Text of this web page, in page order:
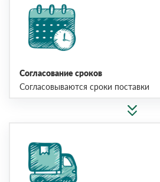
Согласование сроков
Согласовываются сроки поставки